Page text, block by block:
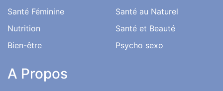
Santé Féminine
Nutrition
Bien-être
Santé au Naturel
Santé et Beauté
Psycho sexo
A Propos